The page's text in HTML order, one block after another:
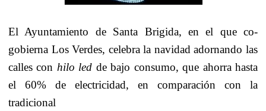
El Ayuntamiento de Santa Brigida, en el que co-
gobierna Los Verdes, celebra la navidad adornando las
calles con hilo led de bajo consumo, que ahorra hasta
el 60% de electricidad, en comparación con la
tradicional